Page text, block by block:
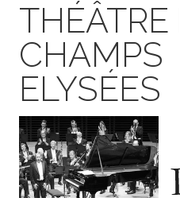
THÉÂTRE
CHAMPS
ELYSÉES